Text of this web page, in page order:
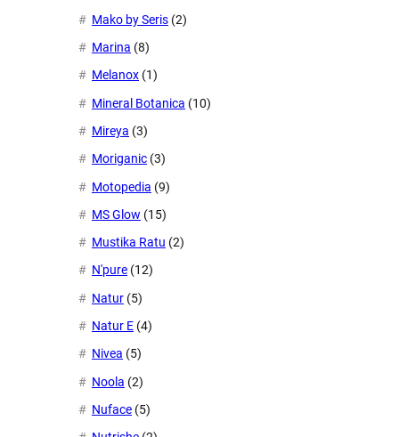
Mako by Seris (2)
Marina (8)
Melanox (1)
Mineral Botanica (10)
Mireya (3)
Moriganic (3)
Motopedia (9)
MS Glow (15)
Mustika Ratu (2)
N'pure (12)
Natur (5)
Natur E (4)
Nivea (5)
Noola (2)
Nuface (5)